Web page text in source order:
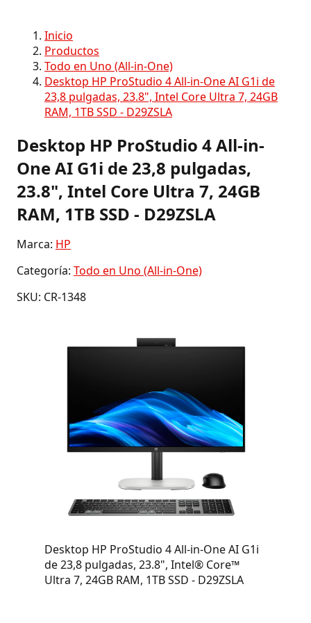
Inicio
Productos
Todo en Uno (All-in-One)
Desktop HP ProStudio 4 All-in-One AI G1i de
23,8 pulgadas, 23.8", Intel Core Ultra 7, 24GB
RAM, 1TB SSD - D29ZSLA
Desktop HP ProStudio 4 All-in-
One AI G1i de 23,8 pulgadas,
23.8", Intel Core Ultra 7, 24GB
RAM, 1TB SSD - D29ZSLA
Marca: HP
Categoría: Todo en Uno (All-in-One)
SKU: CR-1348
Desktop HP ProStudio 4 All-in-One AI G1i
de 23,8 pulgadas, 23.8", Intel® Core™
Ultra 7, 24GB RAM, 1TB SSD - D29ZSLA